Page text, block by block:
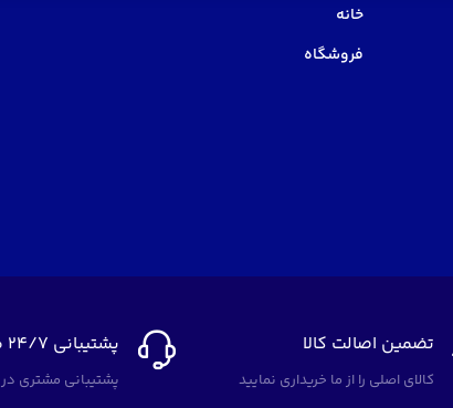
خانه
فروشگاه
تضمین اصالت کالا
کالای اصلی را از ما خریداری نمایید
پشتیبانی 24/7 مشتری
پشتیبانی مشتری در 7 روز هفته